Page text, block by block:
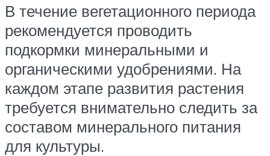
В течение вегетационного периода
рекомендуется проводить
подкормки минеральными и
органическими удобрениями. На
каждом этапе развития растения
требуется внимательно следить за
составом минерального питания
для культуры.